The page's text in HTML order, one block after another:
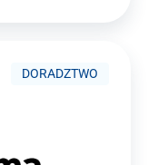
DORADZTWO